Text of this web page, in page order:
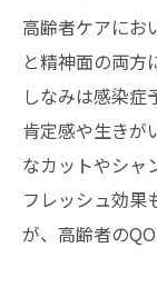
訪問
介護
高齢者ケアにお
と精神面の両方
しなみは感染症
肯定感や生きが
なカットやシャ
フレッシュ効果
が、高齢者の